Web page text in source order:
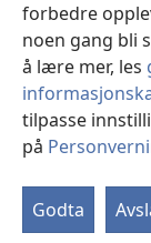
forbedre
noen gang bli
å lære mer, les
tilpasse
på
Godta
Watchtower
Copyright
© 2026
VILKÅR FOR BRUK